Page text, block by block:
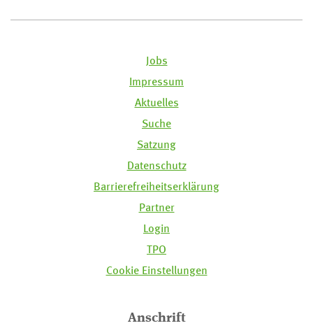
Jobs
Impressum
Aktuelles
Suche
Satzung
Datenschutz
Barrierefreiheitserklärung
Partner
Login
TPO
Cookie Einstellungen
Anschrift